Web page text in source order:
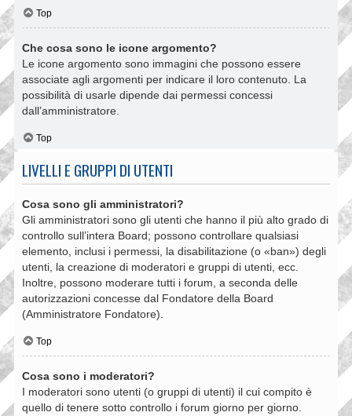
Top
Che cosa sono le icone argomento?
Le icone argomento sono immagini che possono essere
associate agli argomenti per indicare il loro contenuto. La
possibilità di usarle dipende dai permessi concessi
dall’amministratore.
Top
LIVELLI E GRUPPI DI UTENTI
Cosa sono gli amministratori?
Gli amministratori sono gli utenti che hanno il più alto grado di
controllo sull’intera Board; possono controllare qualsiasi
elemento, inclusi i permessi, la disabilitazione (o «ban») degli
utenti, la creazione di moderatori e gruppi di utenti, ecc.
Inoltre, possono moderare tutti i forum, a seconda delle
autorizzazioni concesse dal Fondatore della Board
(Amministratore Fondatore).
Top
Cosa sono i moderatori?
I moderatori sono utenti (o gruppi di utenti) il cui compito è
quello di tenere sotto controllo i forum giorno per giorno.